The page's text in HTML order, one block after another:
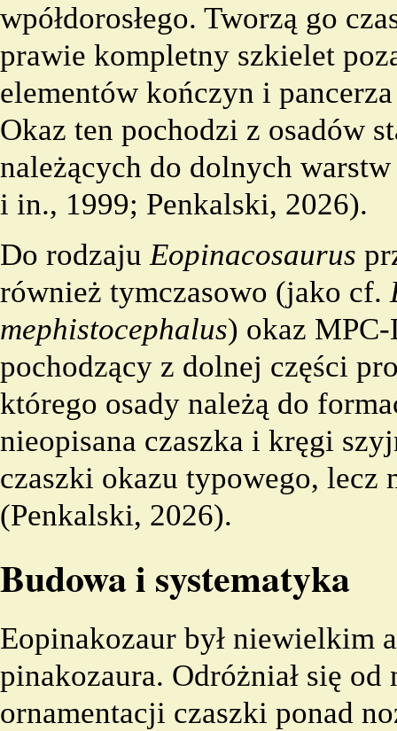
wpółdorosłego. Tworzą go
prawie kompletny szkielet
elementów kończyn i
Okaz ten pochodzi z osadów
należących do dolnych
i in., 1999; Penkalski, 2026).
Do rodzajuEopinacosaurus
również tymczasowo (jako cf.
mephistocephalus) okaz
pochodzący z dolnej części
którego osady należą do
nieopisana czaszka i kręgi
czaszki okazu typowego, lecz
(Penkalski, 2026).
Budowa i systematyka
Eopinakozaur był niewielkim
pinakozaura. Odróżniał się
ornamentacji czaszki ponad